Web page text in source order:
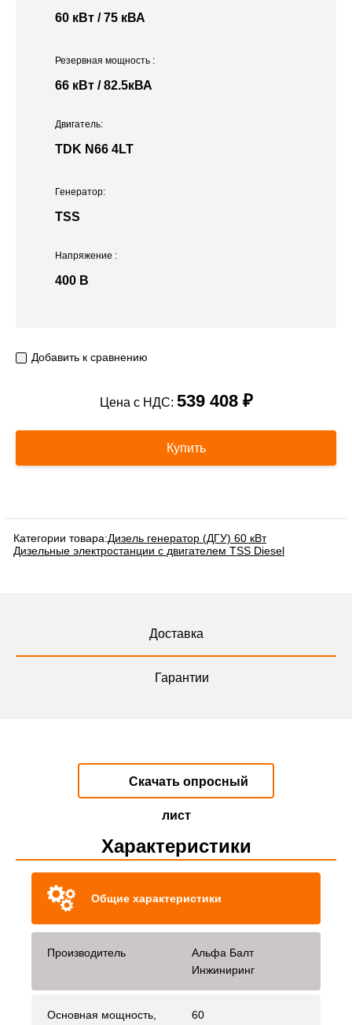
60 кВт / 75 кВА
Двигатель:
TDK N66 4LT
Напряжение :
400 В
Резервная мощность :
66 кВт / 82.5кВА
Генератор:
TSS
Добавить к сравнению
Цена с НДС: 539 408 ₽
Купить
Категории товара:Дизель генератор (ДГУ) 60 кВт
Дизельные электростанции с двигателем TSS Diesel
Доставка
Гарантии
Скачать опросный
лист
Характеристики
Общие характеристики
Производитель
Альфа Балт
Инжиниринг
Основная мощность,
60